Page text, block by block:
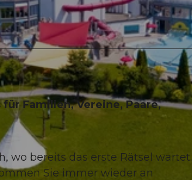
Familien, Vereine, Paare,
wo bereits das erste Rätsel wartet.
Sie immer wieder an